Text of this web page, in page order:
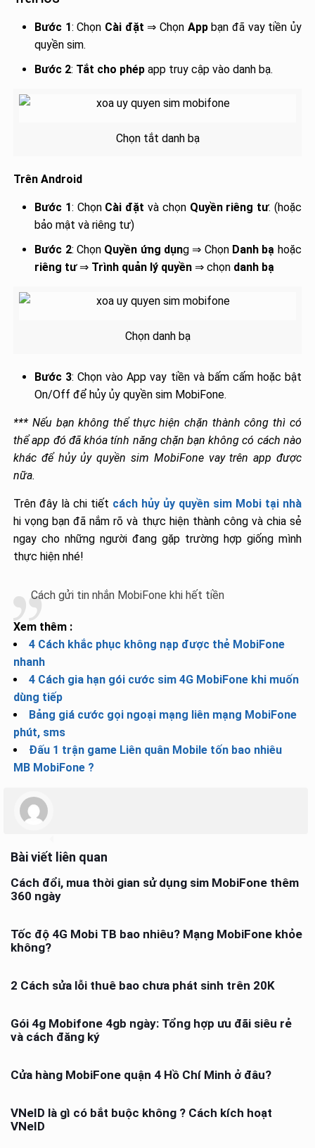
Bước 1: Chọn Cài đặt ⇒ Chọn Appbạn đã vay tiền ủy
quyền sim.
Bước 2: Tắt cho phép app truy cập vào danh bạ.
Chọn tắt danh bạ
Trên Android
Bước 1: Chọn Cài đặt và chọnQuyền riêng tư. (hoặc
bảo mật và riêng tư)
Bước 2: Chọn Quyền ứng dụng ⇒ Chọn Danh bạ hoặc
riêng tư ⇒ Trình quản lý quyền ⇒ chọn danh bạ
Chọn danh bạ
Bước 3: Chọn vào App vay tiền và bấm cấm hoặc bật
On/Off để hủy ủy quyền sim MobiFone.
*** Nếu bạn không thể thực hiện chặn thành công thì có
thể app đó đã khóa tính năng chặn bạn không có cách nào
khác để hủy ủy quyền sim MobiFone vay trên app được
nữa.
Trên đây là chi tiết cách hủy ủy quyền sim Mobi tại nhà
hi vọng bạn đã nắm rõ và thực hiện thành công và chia sẻ
ngay cho những người đang gặp trường hợp giống mình
thực hiện nhé!
Cách gửi tin nhắn MobiFone khi hết tiền
Xem thêm :
4 Cách khắc phục không nạp được thẻ MobiFone
nhanh
4 Cách gia hạn gói cước sim 4G MobiFone khi muốn
dùng tiếp
Bảng giá cước gọi ngoại mạng liên mạng MobiFone
phút, sms
Đấu 1 trận game Liên quân Mobile tốn bao nhiêu
MB MobiFone ?
Bài viết liên quan
Cách đổi, mua thời gian sử dụng sim MobiFone thêm
360 ngày
Tốc độ 4G Mobi TB bao nhiêu? Mạng MobiFone khỏe
không?
2 Cách sửa lỗi thuê bao chưa phát sinh trên 20K
Gói 4g Mobifone 4gb ngày: Tổng hợp ưu đãi siêu rẻ
và cách đăng ký
Cửa hàng MobiFone quận 4 Hồ Chí Minh ở đâu?
VNeID là gì có bắt buộc không ? Cách kích hoạt
VNeID